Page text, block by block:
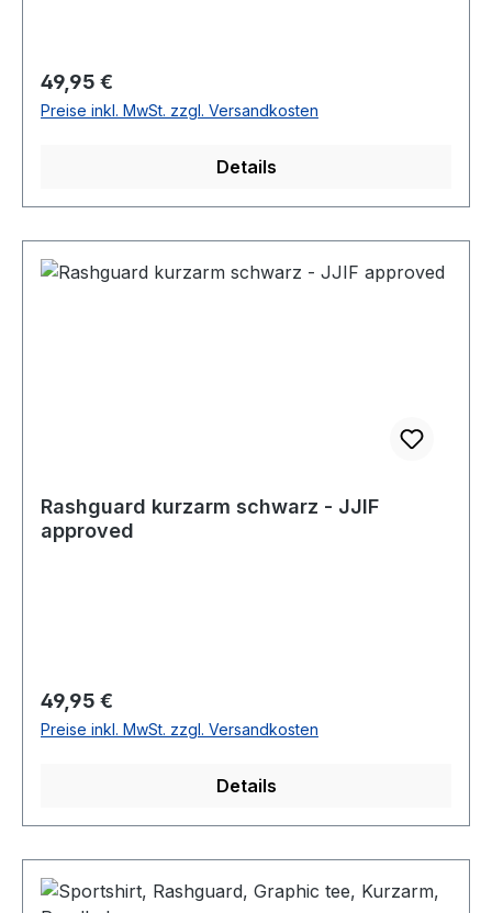
Regulärer Preis:
49,95 €
Preise inkl. MwSt. zzgl. Versandkosten
Details
Rashguard kurzarm schwarz - JJIF
approved
Regulärer Preis:
49,95 €
Preise inkl. MwSt. zzgl. Versandkosten
Details